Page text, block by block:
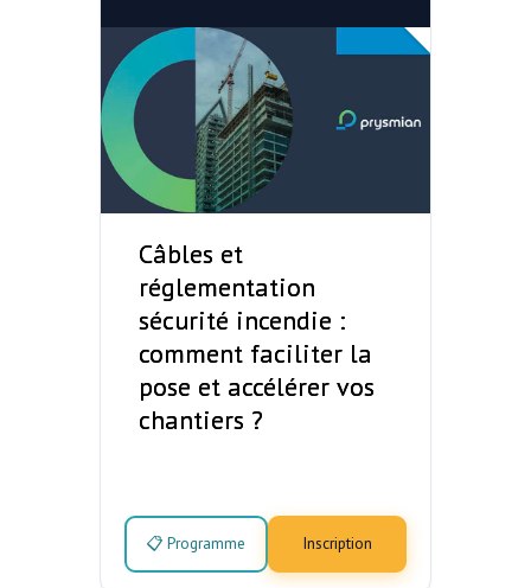
Câbles et
réglementation
sécurité incendie :
comment faciliter la
pose et accélérer vos
chantiers ?
📋 Programme Inscription